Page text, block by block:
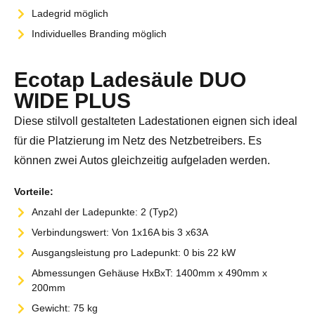
Ladegrid möglich
Individuelles Branding möglich
Ecotap Ladesäule DUO
WIDE PLUS
Diese stilvoll gestalteten Ladestationen eignen sich ideal
für die Platzierung im Netz des Netzbetreibers. Es
können zwei Autos gleichzeitig aufgeladen werden.
Vorteile:
Anzahl der Ladepunkte: 2 (Typ2)
Verbindungswert: Von 1x16A bis 3 x63A
Ausgangsleistung pro Ladepunkt: 0 bis 22 kW
Abmessungen Gehäuse HxBxT: 1400mm x 490mm x
200mm
Gewicht: 75 kg